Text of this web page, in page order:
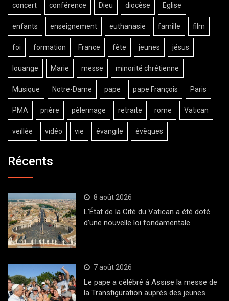
concert conférence Dieu diocèse Eglise
enfants enseignement euthanasie famille film
foi formation France fête jeunes jésus
louange Marie messe minorité chrétienne
Musique Notre-Dame pape pape François Paris
PMA prière pèlerinage retraite rome Vatican
veillée vidéo vie évangile évêques
Récents
8 août 2026
L’État de la Cité du Vatican a été doté
d’une nouvelle loi fondamentale
7 août 2026
Le pape a célébré à Assise la messe de
la Transfiguration auprès des jeunes